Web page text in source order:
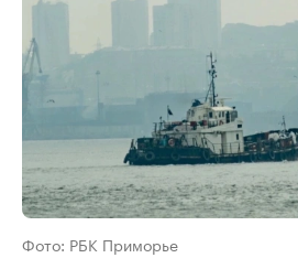
Фото: РБК Приморье